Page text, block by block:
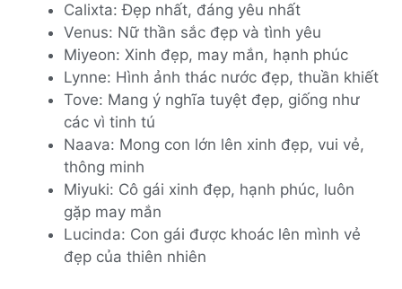
Calixta: Đẹp nhất, đáng yêu nhất
Venus: Nữ thần sắc đẹp và tình yêu
Miyeon: Xinh đẹp, may mắn, hạnh phúc
Lynne: Hình ảnh thác nước đẹp, thuần khiết
Tove: Mang ý nghĩa tuyệt đẹp, giống như
các vì tinh tú
Naava: Mong con lớn lên xinh đẹp, vui vẻ,
thông minh
Miyuki: Cô gái xinh đẹp, hạnh phúc, luôn
gặp may mắn
Lucinda: Con gái được khoác lên mình vẻ
đẹp của thiên nhiên